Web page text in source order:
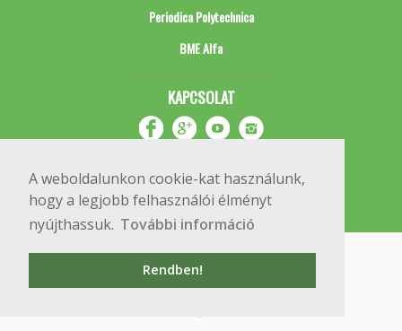
A weboldalunkon cookie-kat használunk,
hogy a legjobb felhasználói élményt
nyújthassuk. További információ
Rendben!
Periodica Polytechnica
BME Alfa
KAPCSOLAT
Copyright © 2020 BME Építőmérnöki Kar
1111 Budapest, Műegyetem rkp. 3.